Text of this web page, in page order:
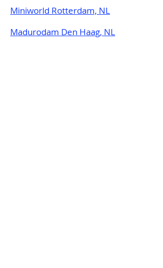
Miniworld Rotterdam, NL
Madurodam Den Haag, NL